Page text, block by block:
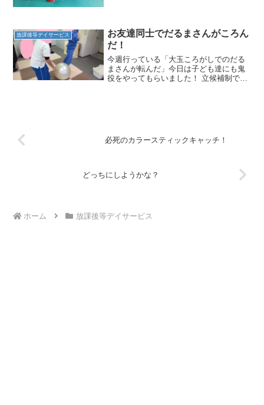
放課後等デイサービス
お友達同士でだるまさんがころん
だ！
今週行っている「大玉ころがしでのだる
まさんが転んだ」今日は子ども達にも鬼
役をやってもらいました！ 立候補制で鬼
必死のカラースティックキャッチ！
どっちにしようかな？
ホーム 放課後等デイサービス